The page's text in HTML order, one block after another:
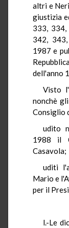
altri e
giustizia
333,
342,
1987 e
dell'anno
Visto
nonchè
Consiglio
udito
1988 il
Casavola;
uditi
Mario e
per il
l.-Le